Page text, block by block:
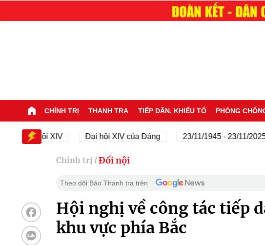
CHÍNH TRỊ THANH TRA TIẾP DÂN, KHIẾU TỐ PHÒNG
Đại hội XIV Đại hội XIV của Đảng 23/11/1945 - 23/11/2025
Chính trị / Đối nội
Theo dõi Báo Thanh tra trên
Hội nghị về công tác tiếp
khu vực phía Bắc